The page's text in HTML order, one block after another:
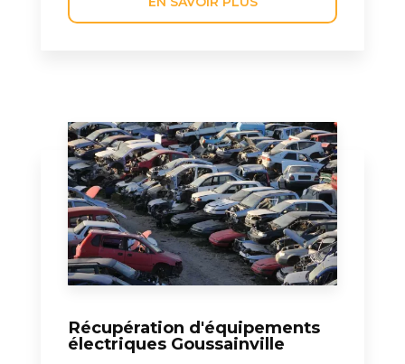
Récupération d'équipements
électriques Goussainville